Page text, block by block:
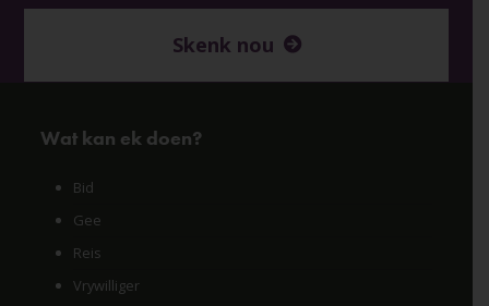
Skenk nou
Wat kan ek doen?
Bid
Gee
Reis
Vrywilliger